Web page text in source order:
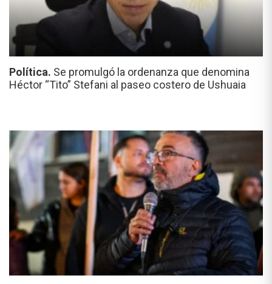
Política. Se promulgó la ordenanza que denomina
Héctor “Tito” Stefani al paseo costero de Ushuaia